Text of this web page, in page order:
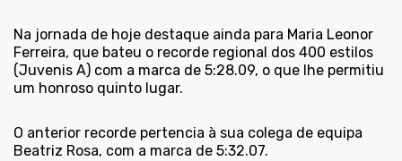
Na jornada de hoje destaque ainda para Maria Leonor
Ferreira, que bateu o recorde regional dos 400 estilos
(Juvenis A) com a marca de 5:28.09, o que lhe permitiu
um honroso quinto lugar.
O anterior recorde pertencia à sua colega de equipa
Beatriz Rosa, com a marca de 5:32.07.